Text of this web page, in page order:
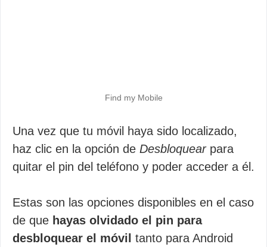
Find my Mobile
Una vez que tu móvil haya sido localizado,
haz clic en la opción de Desbloquearpara
quitar el pin del teléfono y poder acceder a él.
Estas son las opciones disponibles en el caso
de que hayas olvidado el pin para
desbloquear el móvil tanto para Android